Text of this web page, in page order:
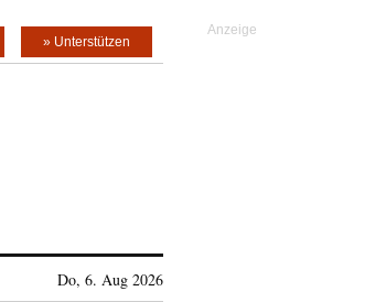
» Unterstützen
Do, 6. Aug 2026